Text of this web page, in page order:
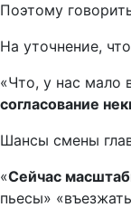
Поэтому
На уточнение,
«Что, у нас мало
согласование
Шансы смены
«Сейчас
пьесы»